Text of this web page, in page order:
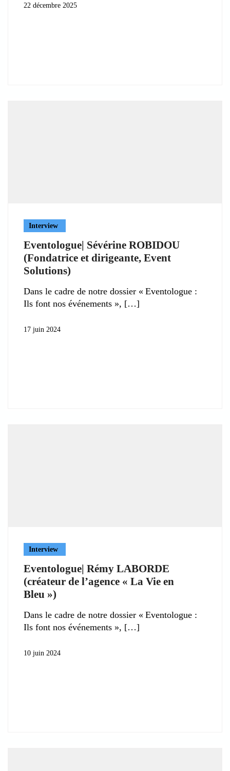
22 décembre 2025
Interview
Eventologue| Sévérine ROBIDOU
(Fondatrice et dirigeante, Event
Solutions)
Dans le cadre de notre dossier « Eventologue :
Ils font nos événements »,
17 juin 2024
Interview
Eventologue| Rémy LABORDE
(créateur de l’agence « La Vie en
Bleu »)
Dans le cadre de notre dossier « Eventologue :
Ils font nos événements »,
10 juin 2024